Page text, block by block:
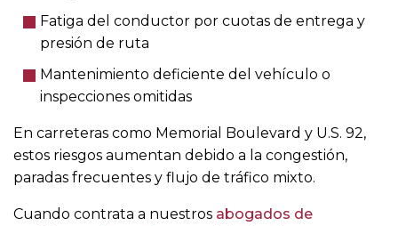
Fatiga del conductor por cuotas de entrega y
presión de ruta
Mantenimiento deficiente del vehículo o
inspecciones omitidas
En carreteras como Memorial Boulevard y U.S. 92,
estos riesgos aumentan debido a la congestión,
paradas frecuentes y flujo de tráfico mixto.
Cuando contrata a nuestros abogados de